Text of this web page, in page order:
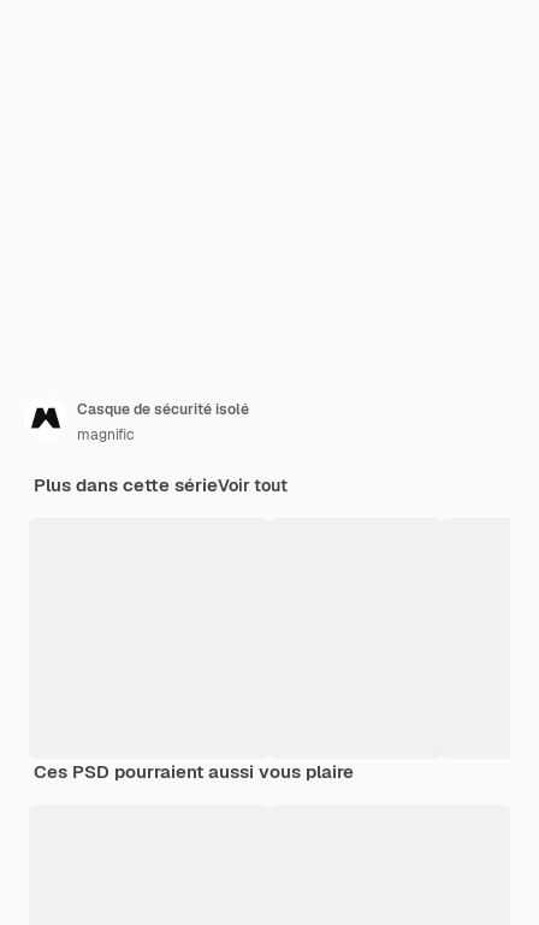
Casque de sécurité isolé
magnific
Plus dans cette sérieVoir tout
Ces PSD pourraient aussi vous plaire